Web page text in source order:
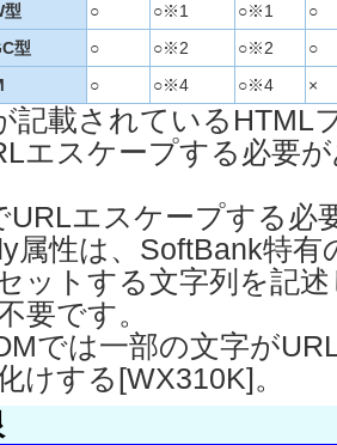
型
○ ○※1 ○※1
○
型
○ ○※2 ○※2
○
○ ○※4 ○※4 ×
記載されているHTML
エスケープする必要
エスケープする必
属性は、SoftBank特有
ットする文字列を記
要です。
では一部の文字が
けする[WX310K]。